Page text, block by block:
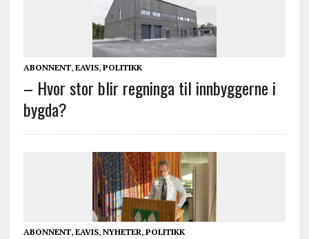
ABONNENT, EAVIS, POLITIKK
– Hvor stor blir regninga til innbyggerne i
bygda?
ABONNENT, EAVIS, NYHETER, POLITIKK